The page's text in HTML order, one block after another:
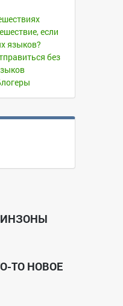
если
языков?
без
ТО НОВОЕ